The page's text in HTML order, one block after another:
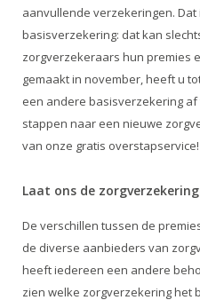
aanvullende verzekeringen.
basisverzekering: dat kan
zorgverzekeraars hun premies
gemaakt in november, heeft u
een andere basisverzekering
stappen naar een nieuwe
van onze gratis overstapservice!
Laat ons de
De verschillen tussen de
de diverse aanbieders van
heeft iedereen een andere
zien welke zorgverzekering het